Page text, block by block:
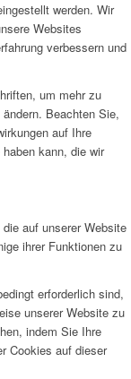
durch den Kreis
werden. Wir
Websites
verbessern und
um mehr zu
Beachten Sie,
auf Ihre
kann, die wir
auf unserer Website
ihrer Funktionen zu
erforderlich sind,
unserer Website zu
indem Sie Ihre
Cookies auf dieser